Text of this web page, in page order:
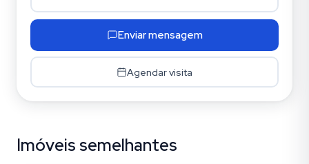
Enviar mensagem
Agendar visita
Imóveis semelhantes
Hípica